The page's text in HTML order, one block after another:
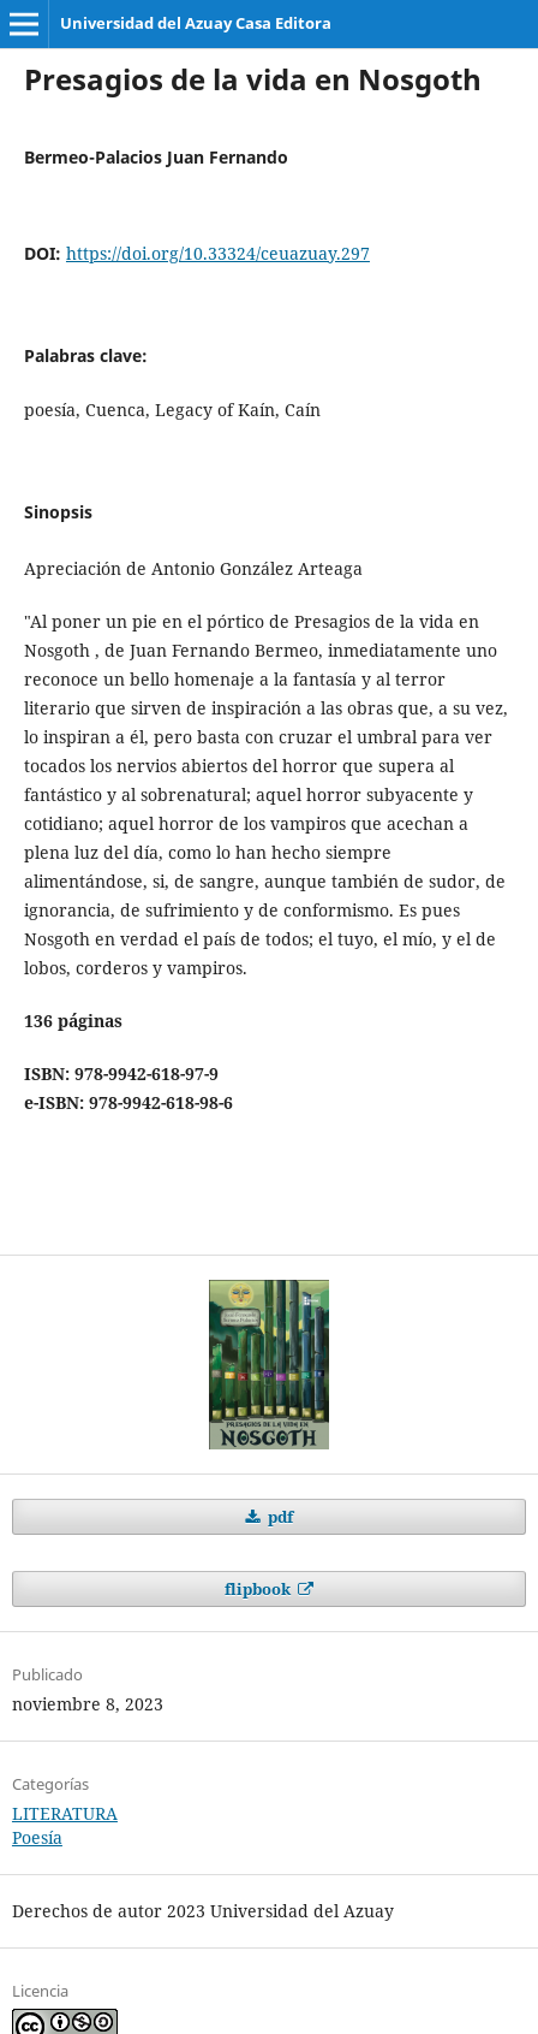
Universidad del Azuay Casa Editora
Presagios de la vida en Nosgoth
Bermeo-Palacios Juan Fernando
DOI: https://doi.org/10.33324/ceuazuay.297
Palabras clave:
poesía, Cuenca, Legacy of Kaín, Caín
Sinopsis
Apreciación de Antonio González Arteaga
"Al poner un pie en el pórtico de Presagios de la vida en
Nosgoth , de Juan Fernando Bermeo, inmediatamente uno
reconoce un bello homenaje a la fantasía y al terror
literario que sirven de inspiración a las obras que, a su vez,
lo inspiran a él, pero basta con cruzar el umbral para ver
tocados los nervios abiertos del horror que supera al
fantástico y al sobrenatural; aquel horror subyacente y
cotidiano; aquel horror de los vampiros que acechan a
plena luz del día, como lo han hecho siempre
alimentándose, si, de sangre, aunque también de sudor, de
ignorancia, de sufrimiento y de conformismo. Es pues
Nosgoth en verdad el país de todos; el tuyo, el mío, y el de
lobos, corderos y vampiros.
136 páginas
ISBN: 978-9942-618-97-9
e-ISBN: 978-9942-618-98-6
pdf
flipbook
Publicado
noviembre 8, 2023
Categorías
LITERATURA
Poesía
Derechos de autor 2023 Universidad del Azuay
Licencia